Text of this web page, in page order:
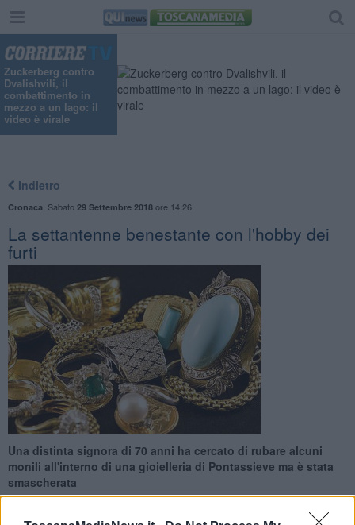
Zuckerberg contro
Dvalishvili, il
combattimento in
mezzo a un lago: il
video è virale
Indietro
Cronaca Sabato 29 Settembre 2018ore 14:26
La settantenne benestante con l'hobby dei
furti
Una distinta signora di 70 anni ha cercato di rubare alcuni
monili all'interno di una gioielleria di Pontassieve ma è stata
smascherata